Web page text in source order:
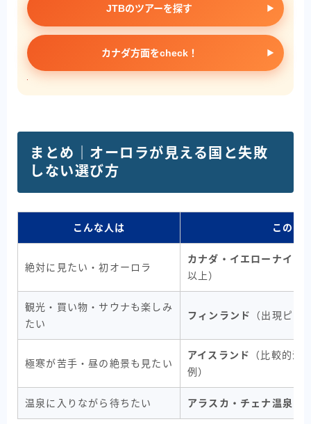
JTBのツアーを探す
カナダ方面をcheck！
まとめ｜オーロラが見える国と失敗
しない選び方
こんな人は この国
絶対に見たい・初オーロラ
カナダ・イエローナイフ
以上）
観光・買い物・サウナも楽しみ
たい
フィンランド （出現ピー
極寒が苦手・昼の絶景も見たい
アイスランド
（比較的温
例）
温泉に入りながら待ちたい アラスカ・チェナ温泉